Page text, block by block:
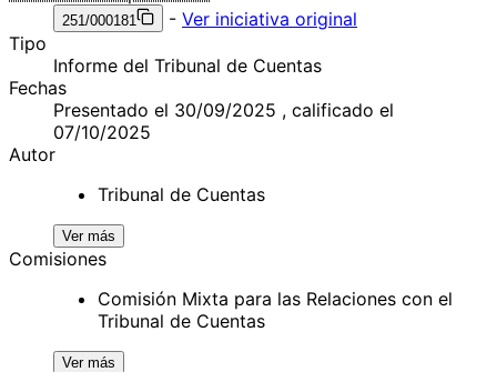
251/000181 - Ver iniciativa original
Tipo
Informe del Tribunal de Cuentas
Fechas
Presentado el 30/09/2025 , calificado el
07/10/2025
Autor
Tribunal de Cuentas
Ver más
Comisiones
Comisión Mixta para las Relaciones con el
Tribunal de Cuentas
Ver más